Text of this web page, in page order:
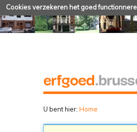
Cookies verzekeren het goed
U bent hier: Home